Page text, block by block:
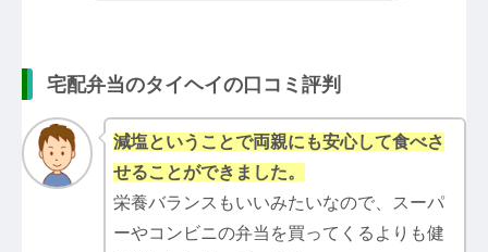
宅配弁当のタイヘイの口コミ評判
減塩ということで両親にも安心して食べさ
せることができました。
栄養バランスもいいみたいなので、スーパ
ーやコンビニの弁当を買ってくるよりも健